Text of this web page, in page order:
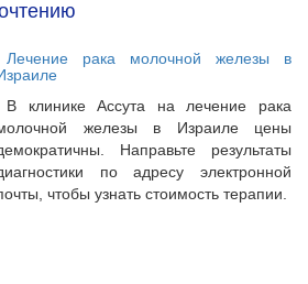
Лечение рака молочной железы в
В клинике Ассута на лечение рака
железы в Израиле цены
Направьте результаты
по адресу электронной
чтобы узнать стоимость терапии.